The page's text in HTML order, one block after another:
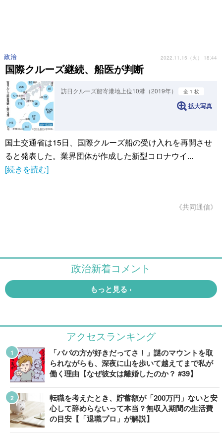
国際クルーズ継続、船医が判断
政治 2022.11.15（火） 18:44
訪日クルーズ船寄港地上位10港（2019年） 全 1 枚
拡大写真
国土交通省は15日、国際クルーズ船の受け入れを再開させ
ると発表した。業界団体が作成した新型コロナウイ...
[続きを読む]
《共同通信》
アクセスランキング
「パパの方が好きだってさ！」謎のマウントを取
られながらも、深夜に山を歩いて越えてまで私が
働く理由【なぜ彼女は離婚したのか？ #39】
転職を考えたとき、貯蓄額が「200万円」ないと安
心して辞めらないって本当？無収入期間の生活費
の目安【「退職プロ」が解説】